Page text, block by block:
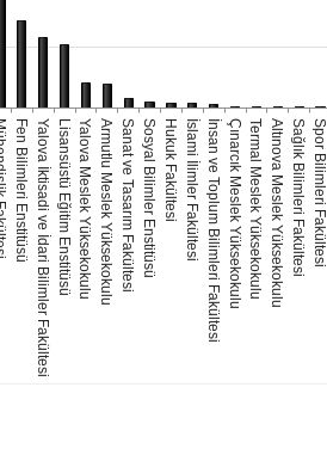
Fen Bilimleri EnstitüsüYalova İktisadi ve İdari Bilimler FakültesiLisansüstü Eğitim EnstitüsüYalova Meslek YüksekokuluArmutlu Meslek YüksekokuluSanat ve Tasarım FakültesiSosyal Bilimler EnstitüsüHukuk Fakültesiİslami İlimler Fakültesiİnsan ve Toplum Bilimleri FakültesiÇınarcık Meslek YüksekokuluTermal Meslek YüksekokuluAltınova Meslek YüksekokuluSağlık Bilimleri FakültesiSpor Bilimleri Fakültesi